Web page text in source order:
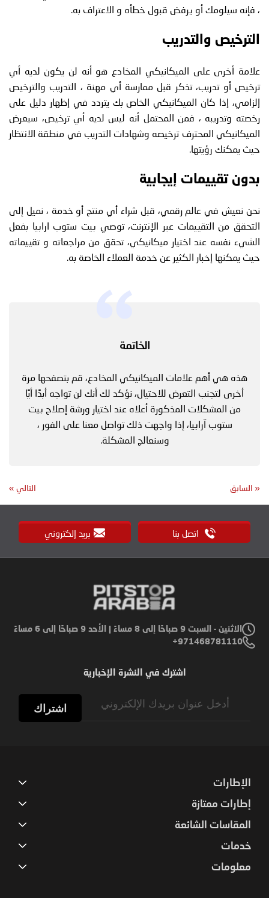
، فإنه سيلومك أو يرفض قبول خطأه و الاعتراف به.
الترخيص والتدريب
علامة أخرى على الميكانيكي المخادع هو أنه لن يكون لديه أي
ترخيص أو تدريب، تذكر قبل ممارسة أي مهنة ، التدريب والترخيص
إلزامي، إذا كان الميكانيكي الخاص بك يتردد في إظهار دليل على
رخصته وتدريبه ، فمن المحتمل أنه ليس لديه أي ترخيص، سيعرض
الميكانيكي المحترف ترخيصه وشهادات التدريب في منطقة الانتظار
حيث يمكنك رؤيتها.
بدون تقييمات إيجابية
نحن نعيش في عالم رقمي، قبل شراء أي منتج أو خدمة ، نميل إلى
التحقق من التقييمات عبر الإنترنت، توصي بيت ستوب ارابيا بفعل
الشيء نفسه عند اختيار ميكانيكي، تحقق من مراجعاته و تقييماته
حيث يمكنها إخبار الكثير عن خدمة العملاء الخاصة به.
الخاتمة
هذه هي أهم علامات الميكانيكي المخادع، قم بتصفحها مرة
أخرى لتجنب التعرض للاحتيال، نؤكد لك أنك لن تواجه أبدًا أيًا
من المشكلات المذكورة أعلاه عند اختيار ورشة إصلاح بيت
ستوب آرابيا، إذا واجهت ذلك تواصل معنا على الفور ،
وسنعالج المشكلة.
« السابق التالي »
اتصل بنا بريد إلكتروني
الاثنين - السبت 9 صباحًا إلى 8 مساءً | الأحد 9 صباحًا إلى 6 مساءً
971468781110+
اشترك في النشرة الإخبارية
اشتراك
الإطارات
إطارات ممتازة
المقاسات الشائعة
خدمات
معلومات